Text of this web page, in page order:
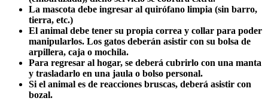
La mascota debe ingresar al quirófano limpia (sin barro,
tierra, etc.)
El animal debe tener su propia correa y collar para poder
manipularlos. Los gatos deberán asistir con su bolsa de
arpillera, caja o mochila.
Para regresar al hogar, se deberá cubrirlo con una manta
y trasladarlo en una jaula o bolso personal.
Si el animal es de reacciones bruscas, deberá asistir con
bozal.